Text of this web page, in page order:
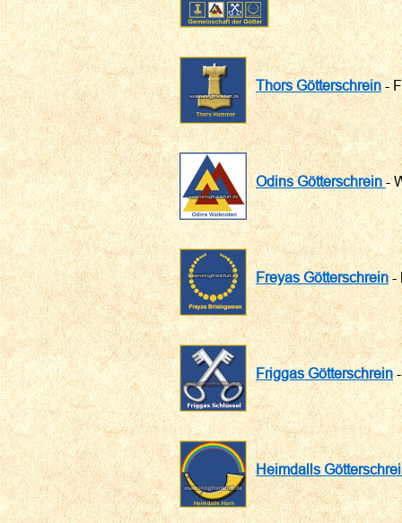
Thors Götterschrein -
Odins Götterschrein-
Freyas Götterschrein-
Friggas Götterschrein
Heimdalls